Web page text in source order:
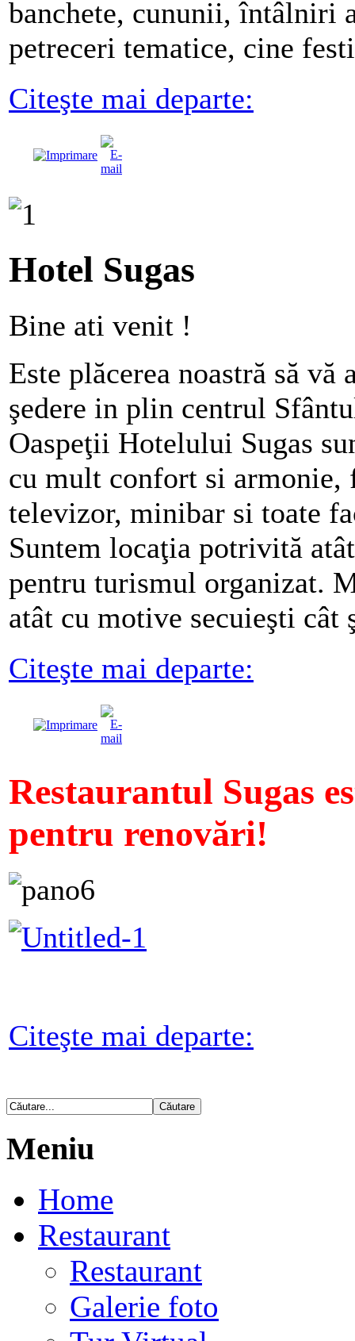
banchete, cununii, întâlniri
petreceri tematice, cine
Citeşte mai departe:
Hotel Sugas
Bine ati venit !
Este plăcerea noastră să
şedere in plin centrul
Oaspeţii Hotelului Sugas
cu mult confort si
televizor, minibar si toate
Suntem locaţia potrivită
pentru turismul organizat.
atât cu motive secuieşti cât
Citeşte mai departe:
Restaurantul Sugas
pentru renovări!
Citeşte mai departe:
Meniu
Home
Restaurant
Restaurant
Galerie foto